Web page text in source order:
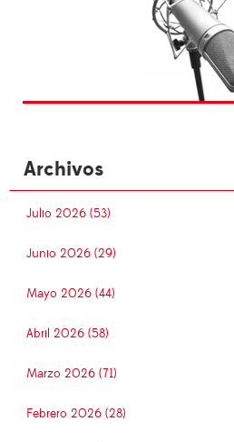
Archivos
Julio 2026 (53)
Junio 2026 (29)
Mayo 2026 (44)
Abril 2026 (58)
Marzo 2026 (71)
Febrero 2026 (28)